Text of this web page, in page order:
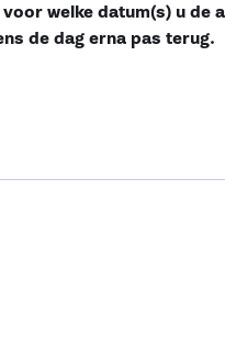
welke datum(s) u de
de dag erna pas terug.